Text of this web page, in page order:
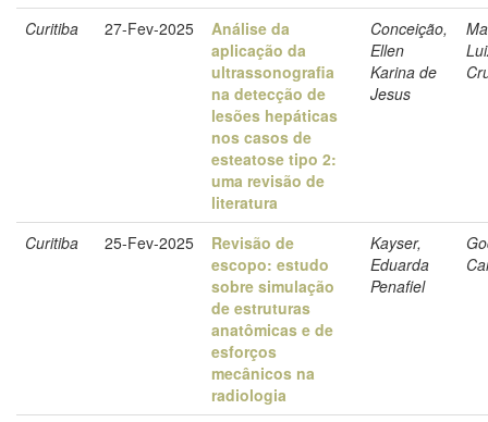
Curitiba 27-Fev-2025
Análise da
aplicação da
ultrassonografia
na detecção de
lesões hepáticas
nos casos de
esteatose tipo 2:
uma revisão de
literatura
Conceição,
Ellen
Karina de
Jesus
Curitiba 25-Fev-2025
Revisão de
escopo: estudo
sobre simulação
de estruturas
anatômicas e de
esforços
mecânicos na
radiologia
Kayser,
Eduarda
Penafiel